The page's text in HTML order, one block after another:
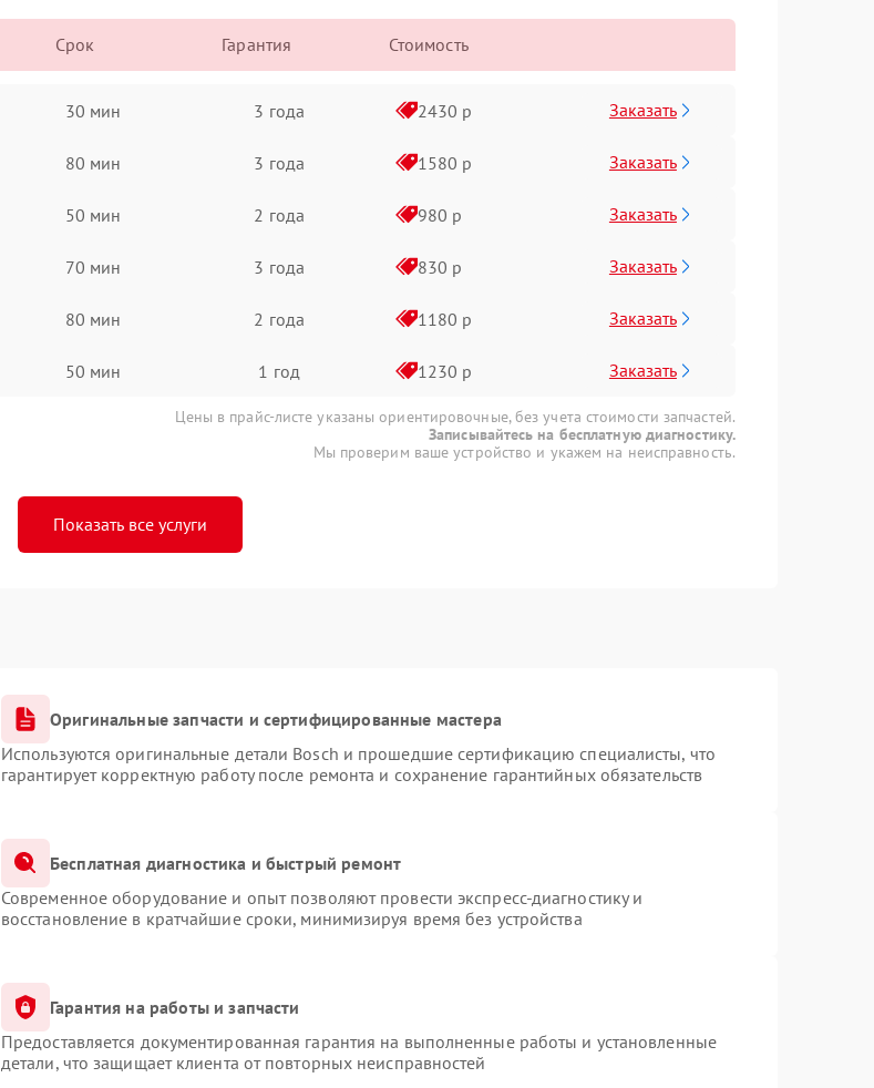
Срок Гарантия Стоимость
30 мин 3 года 2430 р Заказать
80 мин 3 года 1580 р Заказать
50 мин 2 года 980 р Заказать
70 мин 3 года 830 р Заказать
80 мин 2 года 1180 р Заказать
50 мин 1 год 1230 р Заказать
Цены в прайс-листе указаны ориентировочные, без учета стоимости запчастей.
Записывайтесь на бесплатную диагностику.
Мы проверим ваше устройство и укажем на неисправность.
Показать все услуги
Оригинальные запчасти и сертифицированные мастера
Используются оригинальные детали Bosch и прошедшие сертификацию специалисты, что
гарантирует корректную работу после ремонта и сохранение гарантийных обязательств
Бесплатная диагностика и быстрый ремонт
Современное оборудование и опыт позволяют провести экспресс-диагностику и
восстановление в кратчайшие сроки, минимизируя время без устройства
Гарантия на работы и запчасти
Предоставляется документированная гарантия на выполненные работы и установленные
детали, что защищает клиента от повторных неисправностей